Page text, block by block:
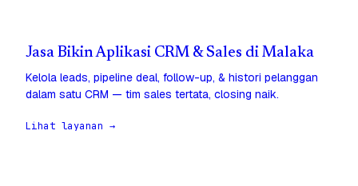
Jasa Bikin Aplikasi CRM & Sales di Malaka
Kelola leads, pipeline deal, follow-up, & histori pelanggan
dalam satu CRM — tim sales tertata, closing naik.
Lihat layanan →